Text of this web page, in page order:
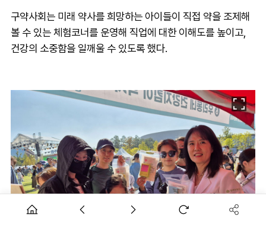
구약사회는 미래 약사를 희망하는 아이들이 직접 약을 조제해
볼 수 있는 체험코너를 운영해 직업에 대한 이해도를 높이고,
건강의 소중함을 일깨울 수 있도록 했다.